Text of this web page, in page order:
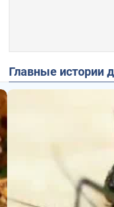
Главные истории